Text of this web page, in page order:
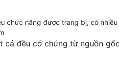
chức năng được trang bị, có
cả đều có chứng từ nguồn